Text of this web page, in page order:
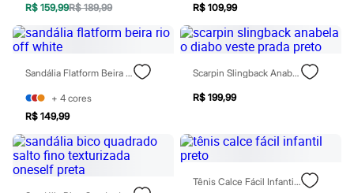
Infantil
Em alta
Arrumadinho para os meninos
Romântico para as meninas
Inverno
Novidades
Roupas menina
0 a 24 meses
1 a 5 anos
4 a 12 anos
10 a 16 anos
Roupas menino
0 a 24 meses
R$ 159,99R$ 189,99 R$ 109,99
Sandália Flatform Beira Rio Off White
+ 4 cores
R$ 149,99
Scarpin Slingback Anabela O Diabo Veste Prada Preto
R$ 199,99
Tênis Calce Fácil Infantil Preto